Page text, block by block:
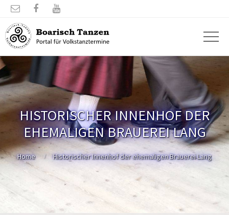
  
HISTORISCHER INNENHOF DER
EHEMALIGEN BRAUEREI LANG
Home Historischer Innenhof der ehemaligen Brauerei Lang